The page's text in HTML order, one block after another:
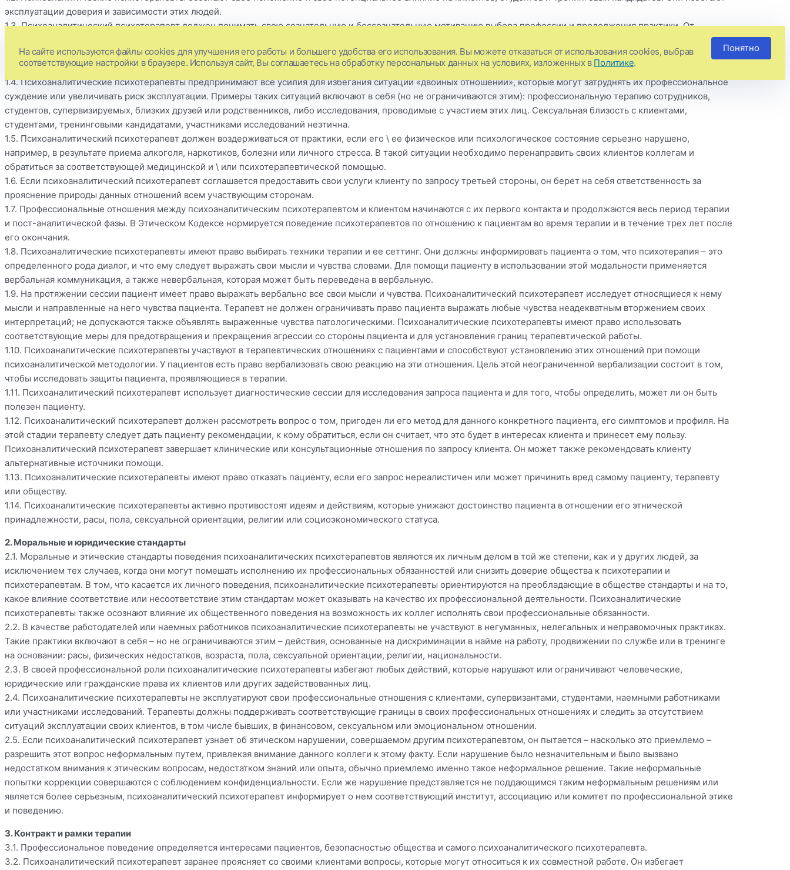
эксплуатации доверия и зависимости этих людей.
1.3. Психоаналитический психотерапевт должен понимать свою сознательную и бессознательную мотивацию выбора профессии и продолжения практики. От
практикующего в данной области требуется поддерживать уровень своей компетентности всеми необходимыми способами, в число которых входит ознакомление с
новейшими клиническими и теоретическими разработками в данной области. В частности, предполагается, что каждый практикующий терапевт участвует в
программах непрерывного профессионального развития.
1.4. Психоаналитические психотерапевты предпринимают все усилия для избегания ситуации «двойных отношений», которые могут затруднять их профессиональное
суждение или увеличивать риск эксплуатации. Примеры таких ситуаций включают в себя (но не ограничиваются этим): профессиональную терапию сотрудников,
студентов, супервизируемых, близких друзей или родственников, либо исследования, проводимые с участием этих лиц. Сексуальная близость с клиентами,
студентами, тренинговыми кандидатами, участниками исследований неэтична.
1.5. Психоаналитический психотерапевт должен воздерживаться от практики, если его \ ее физическое или психологическое состояние серьезно нарушено,
например, в результате приема алкоголя, наркотиков, болезни или личного стресса. В такой ситуации необходимо перенаправить своих клиентов коллегам и
обратиться за соответствующей медицинской и \ или психотерапевтической помощью.
1.6. Если психоаналитический психотерапевт соглашается предоставить свои услуги клиенту по запросу третьей стороны, он берет на себя ответственность за
прояснение природы данных отношений всем участвующим сторонам.
1.7. Профессиональные отношения между психоаналитическим психотерапевтом и клиентом начинаются с их первого контакта и продолжаются весь период терапии
и пост-аналитической фазы. В Этическом Кодексе нормируется поведение психотерапевтов по отношению к пациентам во время терапии и в течение трех лет после
его окончания.
1.8. Психоаналитические психотерапевты имеют право выбирать техники терапии и ее сеттинг. Они должны информировать пациента о том, что психотерапия – это
определенного рода диалог, и что ему следует выражать свои мысли и чувства словами. Для помощи пациенту в использовании этой модальности применяется
вербальная коммуникация, а также невербальная, которая может быть переведена в вербальную.
1.9. На протяжении сессии пациент имеет право выражать вербально все свои мысли и чувства. Психоаналитический психотерапевт исследует относящиеся к нему
мысли и направленные на него чувства пациента. Терапевт не должен ограничивать право пациента выражать любые чувства неадекватным вторжением своих
интерпретаций; не допускаются также объявлять выраженные чувства патологическими. Психоаналитические психотерапевты имеют право использовать
соответствующие меры для предотвращения и прекращения агрессии со стороны пациента и для установления границ терапевтической работы.
1.10. Психоаналитические психотерапевты участвуют в терапевтических отношениях с пациентами и способствуют установлению этих отношений при помощи
психоаналитической методологии. У пациентов есть право вербализовать свою реакцию на эти отношения. Цель этой неограниченной вербализации состоит в том,
чтобы исследовать защиты пациента, проявляющиеся в терапии.
1.11. Психоаналитический психотерапевт использует диагностические сессии для исследования запроса пациента и для того, чтобы определить, может ли он быть
полезен пациенту.
1.12. Психоаналитический психотерапевт должен рассмотреть вопрос о том, пригоден ли его метод для данного конкретного пациента, его симптомов и профиля. На
этой стадии терапевту следует дать пациенту рекомендации, к кому обратиться, если он считает, что это будет в интересах клиента и принесет ему пользу.
Психоаналитический психотерапевт завершает клинические или консультационные отношения по запросу клиента. Он может также рекомендовать клиенту
альтернативные источники помощи.
1.13. Психоаналитические психотерапевты имеют право отказать пациенту, если его запрос нереалистичен или может причинить вред самому пациенту, терапевту
или обществу.
1.14. Психоаналитические психотерапевты активно противостоят идеям и действиям, которые унижают достоинство пациента в отношении его этнической
принадлежности, расы, пола, сексуальной ориентации, религии или социоэкономического статуса.
2. Моральные и юридические стандарты
2.1. Моральные и этические стандарты поведения психоаналитических психотерапевтов являются их личным делом в той же степени, как и у других людей, за
исключением тех случаев, когда они могут помешать исполнению их профессиональных обязанностей или снизить доверие общества к психотерапии и
психотерапевтам. В том, что касается их личного поведения, психоаналитические психотерапевты ориентируются на преобладающие в обществе стандарты и на то,
какое влияние соответствие или несоответствие этим стандартам может оказывать на качество их профессиональной деятельности. Психоаналитические
психотерапевты также осознают влияние их общественного поведения на возможность их коллег исполнять свои профессиональные обязанности.
2.2. В качестве работодателей или наемных работников психоаналитические психотерапевты не участвуют в негуманных, нелегальных и неправомочных практиках.
Такие практики включают в себя – но не ограничиваются этим – действия, основанные на дискриминации в найме на работу, продвижении по службе или в тренинге
на основании: расы, физических недостатков, возраста, пола, сексуальной ориентации, религии, национальности.
2.3. В своей профессиональной роли психоаналитические психотерапевты избегают любых действий, которые нарушают или ограничивают человеческие,
юридические или гражданские права их клиентов или других задействованных лиц.
2.4. Психоаналитические психотерапевты не эксплуатируют свои профессиональные отношения с клиентами, супервизантами, студентами, наемными работниками
или участниками исследований. Терапевты должны поддерживать соответствующие границы в своих профессиональных отношениях и следить за отсутствием
ситуаций эксплуатации своих клиентов, в том числе бывших, в финансовом, сексуальном или эмоциональном отношении.
2.5. Если психоаналитический психотерапевт узнает об этическом нарушении, совершаемом другим психотерапевтом, он пытается – насколько это приемлемо –
разрешить этот вопрос неформальным путем, привлекая внимание данного коллеги к этому факту. Если нарушение было незначительным и было вызвано
недостатком внимания к этическим вопросам, недостатком знаний или опыта, обычно приемлемо именно такое неформальное решение. Такие неформальные
попытки коррекции совершаются с соблюдением конфиденциальности. Если же нарушение представляется не поддающимся таким неформальным решениям или
является более серьезным, психоаналитический психотерапевт информирует о нем соответствующий институт, ассоциацию или комитет по профессиональной этике
и поведению.
3. Контракт и рамки терапии
3.1. Профессиональное поведение определяется интересами пациентов, безопасностью общества и самого психоаналитического психотерапевта.
3.2. Психоаналитический психотерапевт заранее проясняет со своими клиентами вопросы, которые могут относиться к их совместной работе. Он избегает
На сайте используются файлы cookies для улучшения его работы и большего удобства его использования. Вы можете отказаться от использования cookies, выбрав
соответствующие настройки в браузере. Используя сайт, Вы соглашаетесь на обработку персональных данных на условиях, изложенных в Политике.
Понятно